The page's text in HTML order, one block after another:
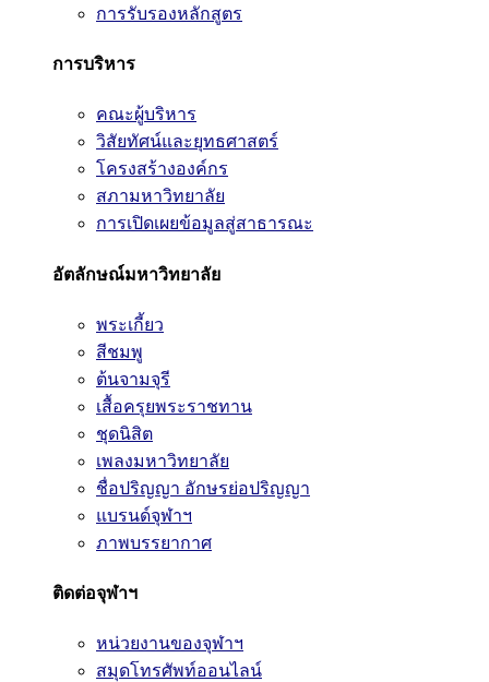
การรับรองหลักสูตร
การบริหาร
คณะผู้บริหาร
วิสัยทัศน์และยุทธศาสตร์
โครงสร้างองค์กร
สภามหาวิทยาลัย
การเปิดเผยข้อมูลสู่สาธารณะ
อัตลักษณ์มหาวิทยาลัย
พระเกี้ยว
สีชมพู
ต้นจามจุรี
เสื้อครุยพระราชทาน
ชุดนิสิต
เพลงมหาวิทยาลัย
ชื่อปริญญา อักษรย่อปริญญา
แบรนด์จุฬาฯ
ภาพบรรยากาศ
ติดต่อจุฬาฯ
หน่วยงานของจุฬาฯ
สมุดโทรศัพท์ออนไลน์